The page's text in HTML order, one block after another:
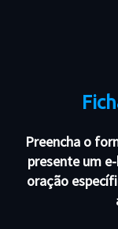
Preencha o
presente um
oração